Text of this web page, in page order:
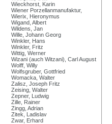
Wieckhorst, Karin
Wiener Porzellanmanufaktur,
Wierix, Hieronymus
Wigand, Albert
Wildens, Jan
Wille, Johann Georg
Winkler, Hans
Winkler, Fritz
Wittig, Werner
Wizani (auch Witzani), Carl August
Wolff, Willy
Wolfsgruber, Gottfried
Womacka, Walter
Zalisz, Joseph Fritz
Zeising, Walter
Zepner, Ludwig
Zille, Rainer
Zingg, Adrian
Zitek, Ladislav
Zwar, Erhard